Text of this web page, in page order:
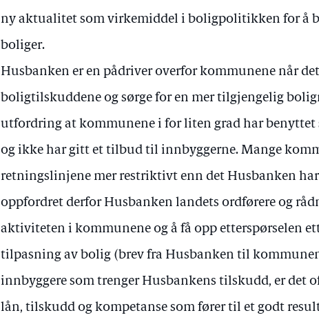
ny aktualitet som virkemiddel i boligpolitikken for å
boliger.
Husbanken er en pådriver overfor kommunene når
boligtilskuddene og sørge for en mer tilgjengelig
utfordring at kommunene i for liten grad har benyttet
og ikke har gitt et tilbud til innbyggerne. Mange
retningslinjene mer restriktivt enn det Husbanken
oppfordret derfor Husbanken landets ordførere og
aktiviteten i kommunene og å få opp etterspørselen
tilpasning av bolig (brev fra Husbanken til
innbyggere som trenger Husbankens tilskudd, er det
lån, tilskudd og kompetanse som fører til et godt